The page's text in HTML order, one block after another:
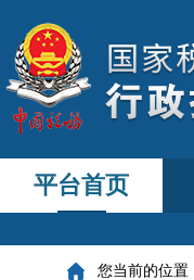
平台首页
您当前的位置